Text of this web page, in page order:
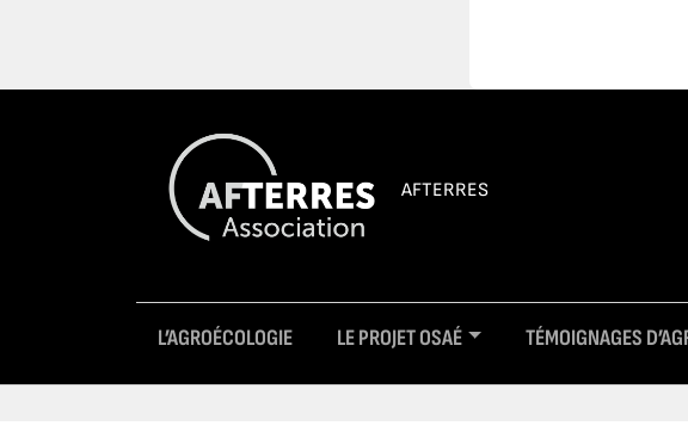
AFTERRES
L’AGROÉCOLOGIE LE PROJET OSAÉ TÉMOIGNAGES